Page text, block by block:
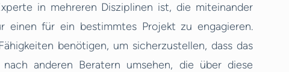
in mehreren Disziplinen ist, die miteinander
einen für ein bestimmtes Projekt zu engagieren.
benötigen, um sicherzustellen, dass das
anderen Beratern umsehen, die über diese